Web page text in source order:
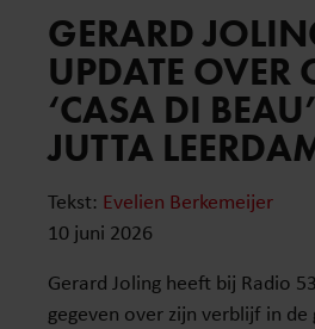
GERARD
UPDATE OVER
‘CASA DI
JUTTA
Tekst: Evelien Berkemeijer
10 juni 2026
Gerard Joling heeft bij Radio
gegeven over zijn verblijf in de